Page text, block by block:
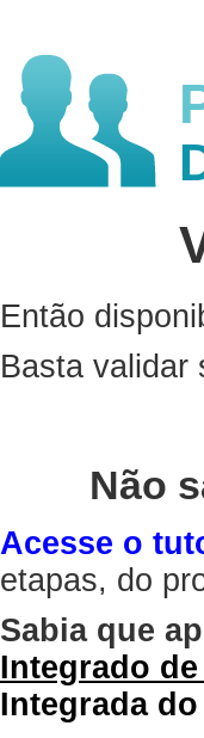
Então
Basta validar
Não
Acesse o
etapas, do
Sabia que
Integrado
Integrada do